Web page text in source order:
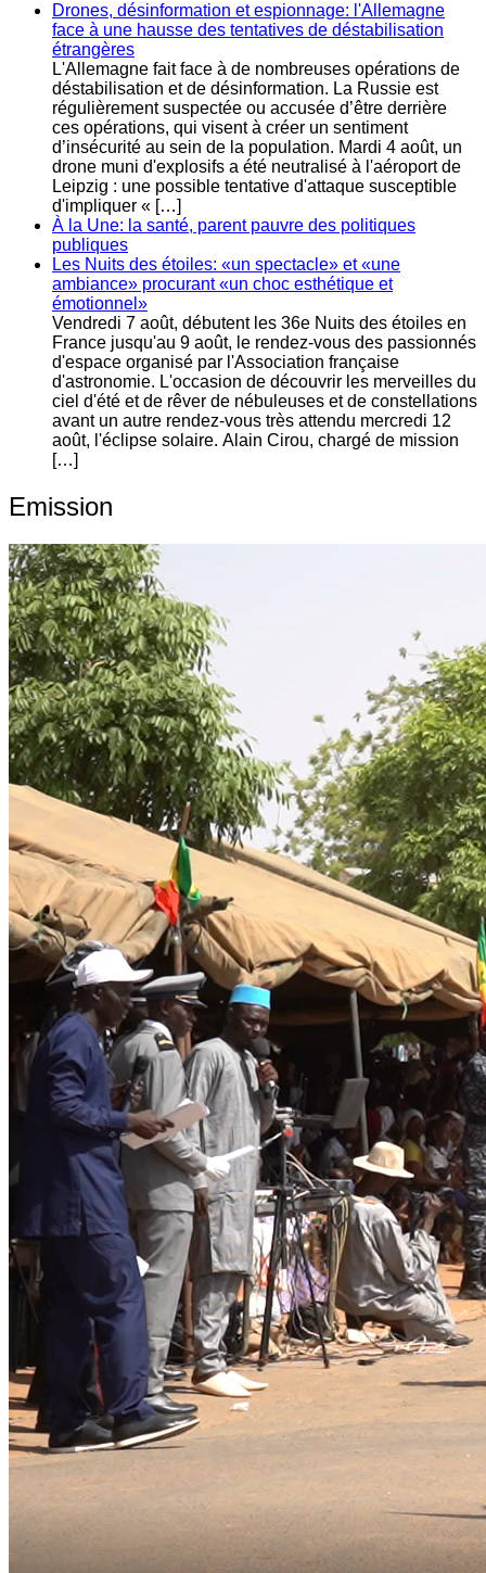
Drones, désinformation et espionnage: l'Allemagne
face à une hausse des tentatives de déstabilisation
étrangères
L'Allemagne fait face à de nombreuses opérations de
déstabilisation et de désinformation. La Russie est
régulièrement suspectée ou accusée d’être derrière
ces opérations, qui visent à créer un sentiment
d’insécurité au sein de la population. Mardi 4 août, un
drone muni d'explosifs a été neutralisé à l'aéroport de
Leipzig : une possible tentative d'attaque susceptible
d'impliquer « […]
À la Une: la santé, parent pauvre des politiques
publiques
Les Nuits des étoiles: «un spectacle» et «une
ambiance» procurant «un choc esthétique et
émotionnel»
Vendredi 7 août, débutent les 36e Nuits des étoiles en
France jusqu'au 9 août, le rendez-vous des passionnés
d'espace organisé par l'Association française
d'astronomie. L'occasion de découvrir les merveilles du
ciel d'été et de rêver de nébuleuses et de constellations
avant un autre rendez-vous très attendu mercredi 12
août, l'éclipse solaire. Alain Cirou, chargé de mission
[…]
Emission